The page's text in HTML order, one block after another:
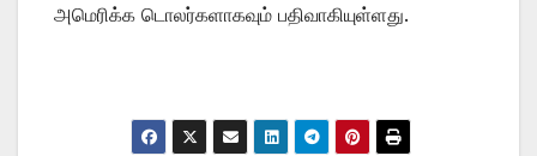
அமெரிக்க டொலர்களாகவும் பதிவாகியுள்ளது.